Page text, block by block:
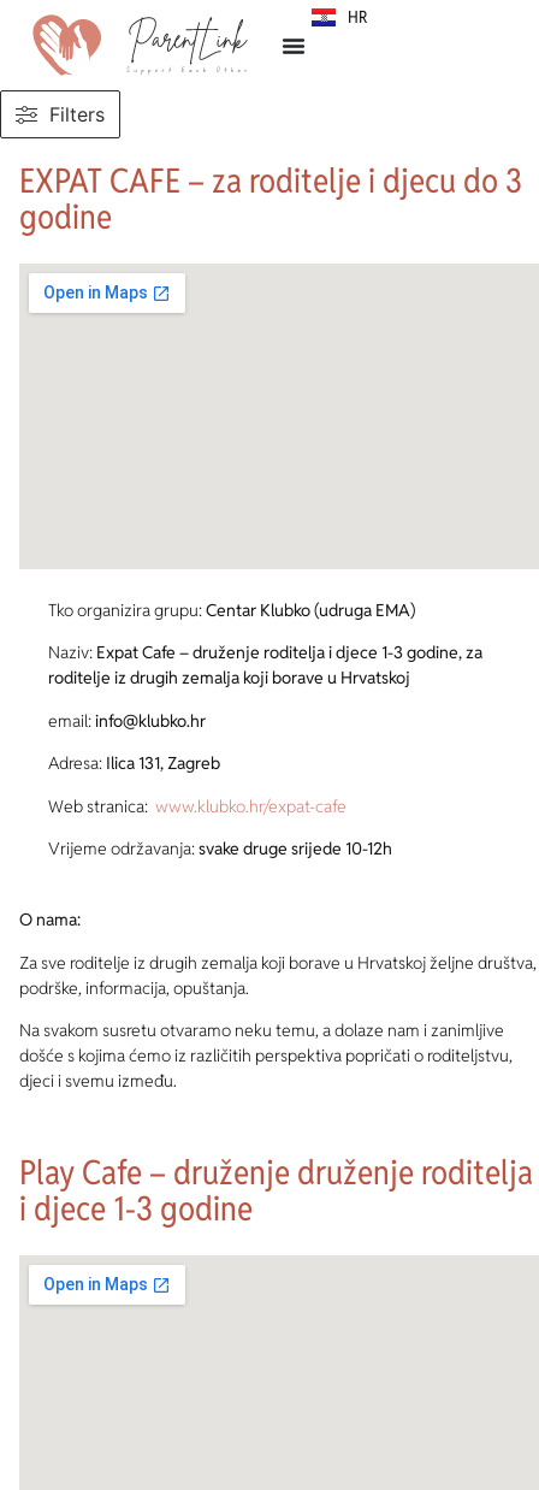
HR
SR
Filters
EXPAT CAFE – za roditelje i djecu do 3
godine
Tko organizira grupu:Centar Klubko (udruga EMA)
Naziv: Expat Cafe – druženje roditelja i djece 1-3 godine, za
roditelje iz drugih zemalja koji borave u Hrvatskoj
email:info@klubko.hr
Adresa: Ilica 131, Zagreb
Web stranica: www.klubko.hr/expat-cafe
Vrijeme održavanja:svake druge srijede 10-12h
O nama:
Za sve roditelje iz drugih zemalja koji borave u Hrvatskoj željne društva,
podrške, informacija, opuštanja.
Na svakom susretu otvaramo neku temu, a dolaze nam i zanimljive
došće s kojima ćemo iz različitih perspektiva popričati o roditeljstvu,
djeci i svemu između.
Play Cafe – druženje druženje roditelja
i djece 1-3 godine